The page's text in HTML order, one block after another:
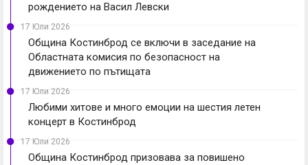
рождението на Васил Левски
17 Юли 2026
Община Костинброд се включи в заседание на
Областната комисия по безопасност на
движението по пътищата
17 Юли 2026
Любими хитове и много емоции на шестия летен
концерт в Костинброд
17 Юли 2026
Община Костинброд призовава за повишено